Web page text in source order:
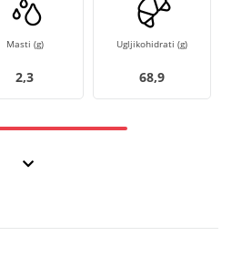
Masti (g)
2,3
Ugljikohidrati (g)
68,9